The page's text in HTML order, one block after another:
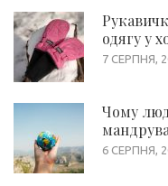
одягу у
7 СЕРПНЯ,
Чому
6 СЕРПНЯ,